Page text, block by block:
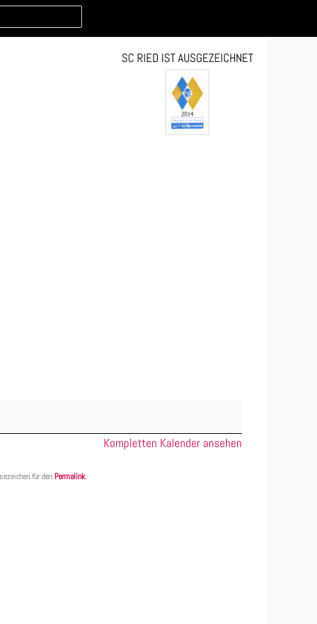
SC RIED IST AUSGEZEICHNET
Kompletten Kalender ansehen
für den Permalink.